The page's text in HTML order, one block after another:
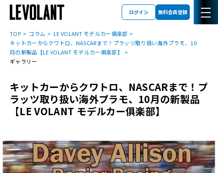
ログイン 無料会員登録
TOP コラム
LE VOLANT モデルカー俱楽部
キットカーからクワトロ、NASCARまで！プラッツ取り扱い海外プラモ、10
月の新製品【LE VOLANT モデルカー俱楽部】
ギャラリー
キットカーからクワトロ、NASCARまで！プ
ラッツ取り扱い海外プラモ、10月の新製品
【LE VOLANT モデルカー俱楽部】